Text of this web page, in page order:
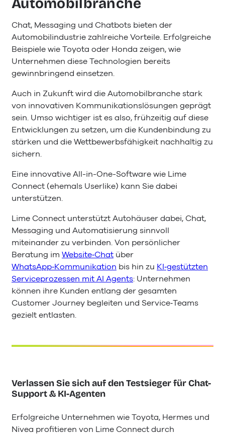
Automobilbranche
Chat, Messaging und Chatbots bieten der
Automobilindustrie zahlreiche Vorteile. Erfolgreiche
Beispiele wie Toyota oder Honda zeigen, wie
Unternehmen diese Technologien bereits
gewinnbringend einsetzen.
Auch in Zukunft wird die Automobilbranche stark
von innovativen Kommunikationslösungen geprägt
sein. Umso wichtiger ist es also, frühzeitig auf diese
Entwicklungen zu setzen, um die Kundenbindung zu
stärken und die Wettbewerbsfähigkeit nachhaltig zu
sichern.
Eine innovative All-in-One-Software wie Lime
Connect (ehemals Userlike) kann Sie dabei
unterstützen.
Lime Connect unterstützt Autohäuser dabei, Chat,
Messaging und Automatisierung sinnvoll
miteinander zu verbinden. Von persönlicher
Beratung im Website‑Chat über
WhatsApp‑Kommunikation bis hin zu KI‑gestützten
Serviceprozessen mit AI Agents: Unternehmen
können ihre Kunden entlang der gesamten
Customer Journey begleiten und Service‑Teams
gezielt entlasten.
Verlassen Sie sich auf den Testsieger für Chat-
Support & KI-Agenten
Erfolgreiche Unternehmen wie Toyota, Hermes und
Nivea profitieren von Lime Connect durch